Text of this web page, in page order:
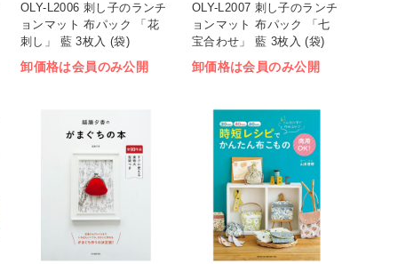
OLY-L2006 刺し子のランチ
ョンマット 布パック 「花
刺し」 藍 3枚入 (袋)
卸価格は会員のみ公開
OLY-L2007 刺し子のランチ
ョンマット 布パック 「七
宝合わせ」 藍 3枚入 (袋)
卸価格は会員のみ公開